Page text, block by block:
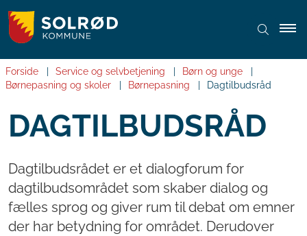
Forside Service og selvbetjening
Børn og unge
Børnepasning og skoler
Børnepasning Dagtilbudsråd
DAGTILBUDSRÅD
Dagtilbudsrådet er et dialogforum for
dagtilbudsområdet som skaber dialog og
fælles sprog og giver rum til debat om emner
der har betydning for området. Derudover